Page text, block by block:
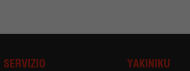
SERVIZIO YAKINIKU